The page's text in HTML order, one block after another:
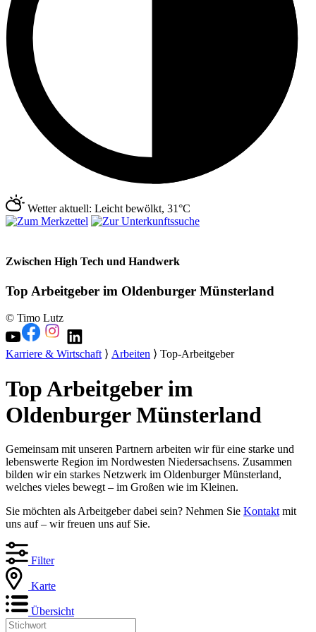
Wetter aktuell: Leicht bewölkt, 31°C
Zwischen High Tech und Handwerk
Top Arbeitgeber im Oldenburger Münsterland
© Timo Lutz
Karriere & Wirtschaft⟩ Arbeiten ⟩ Top-Arbeitgeber
Top Arbeitgeber im
Oldenburger Münsterland
Gemeinsam mit unseren Partnern arbeiten wir für eine starke und
lebenswerte Region im Nordwesten Niedersachsens. Zusammen
bilden wir ein starkes Netzwerk im Oldenburger Münsterland,
welches vieles bewegt – im Großen wie im Kleinen.
Sie möchten als Arbeitgeber dabei sein? Nehmen Sie Kontakt mit
uns auf – wir freuen uns auf Sie.
Filter
Karte
Übersicht